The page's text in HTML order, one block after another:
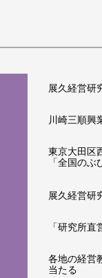
展久経営研
川崎三順興
東京大田区
「全国の
展久経営研
「研究所
各地の経営
当たる